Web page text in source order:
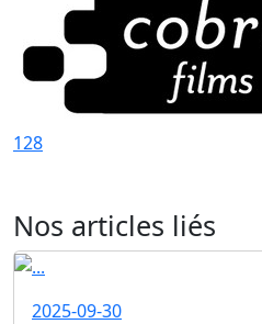
128
Nos articles liés
2025-09-30